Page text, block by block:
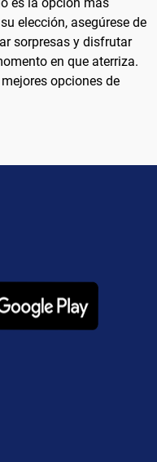
elección, asegúrese de
sorpresas y disfrutar
en que aterriza.
opciones de